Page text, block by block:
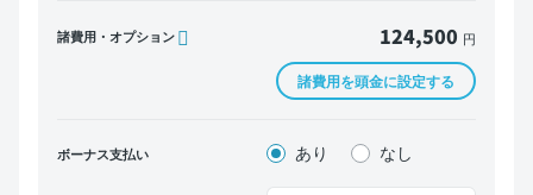
諸費用・オプション 124,500 円
諸費用を頭金に設定する
ボーナス支払い あり なし